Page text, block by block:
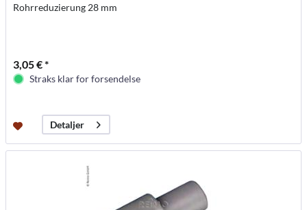
Rohrreduzierung 28 mm
3,05 € *
Straks klar for forsendelse
Detaljer